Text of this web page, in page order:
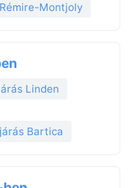
Montjoly
Linden
Bartica